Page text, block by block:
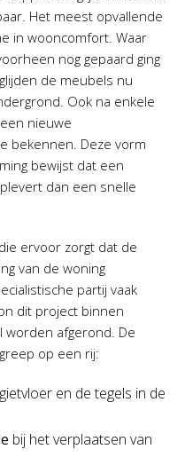
Het meest opvallende
in wooncomfort. Waar
nog gepaard ging
de meubels nu
Ook na enkele
nieuwe
bekennen. Deze vorm
bewijst dat een
dan een snelle
ervoor zorgt dat de
van de woning
partij vaak
dit project binnen
worden afgerond. De
op een rij:
en de tegels in de
bij het verplaatsen van